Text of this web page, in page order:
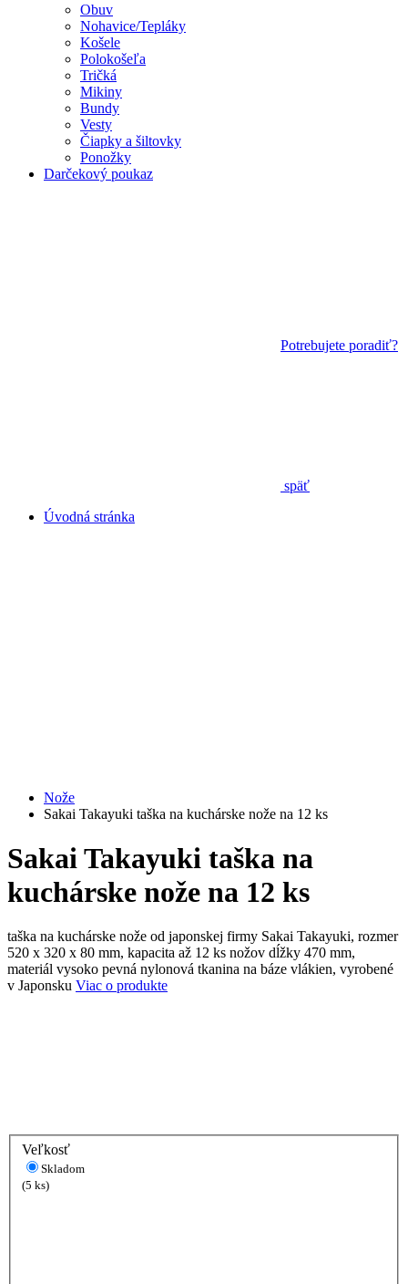
Obuv
Nohavice/Tepláky
Košele
Polokošeľa
Tričká
Mikiny
Bundy
Vesty
Čiapky a šiltovky
Ponožky
Darčekový poukaz
Potrebujete poradiť?
späť
Úvodná stránka
Nože
Sakai Takayuki taška na kuchárske nože na 12 ks
Sakai Takayuki taška na
kuchárske nože na 12 ks
taška na kuchárske nože od japonskej firmy Sakai Takayuki, rozmer
520 x 320 x 80 mm, kapacita až 12 ks nožov dĺžky 470 mm,
materiál vysoko pevná nylonová tkanina na báze vlákien, vyrobené
v Japonsku Viac o produkte
Veľkosť
Skladom
(5 ks)